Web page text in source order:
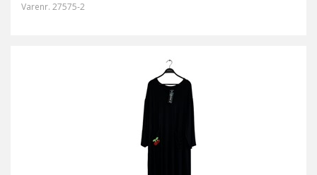
Varenr. 27575-2